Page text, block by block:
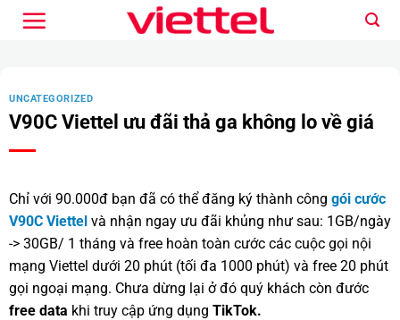
qua
UNCATEGORIZED
V90C Viettel ưu đãi thả ga không lo về giá
Chỉ với 90.000đ bạn đã có thể đăng ký thành công gói cước
V90C Viettel và nhận ngay ưu đãi khủng như sau: 1GB/ngày
-> 30GB/ 1 tháng và free hoàn toàn cước các cuộc gọi nội
mạng Viettel dưới 20 phút (tối đa 1000 phút) và free 20 phút
gọi ngoại mạng. Chưa dừng lại ở đó quý khách còn đước
free data khi truy cập ứng dụng TikTok.